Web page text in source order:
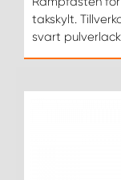
takskylt.
svart
WORK SYSTEM VARBERG